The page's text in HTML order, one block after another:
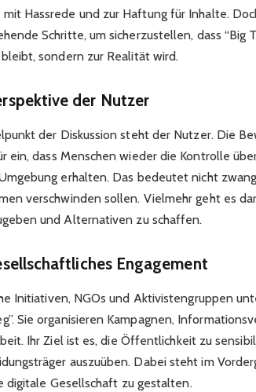
mit Hassrede und zur Haftung für Inhalte.
Schritte, um sicherzustellen, dass “Big
sondern zur Realität wird.
der Nutzer
der Diskussion steht der Nutzer. Die
ein, dass Menschen wieder die Kontrolle
erhalten. Das bedeutet nicht
verschwinden sollen. Vielmehr geht es
und Alternativen zu schaffen.
Engagement
Initiativen, NGOs und Aktivistengruppen
Sie organisieren Kampagnen,
Ihr Ziel ist es, die Öffentlichkeit zu
auszuüben. Dabei steht im
digitale Gesellschaft zu gestalten.